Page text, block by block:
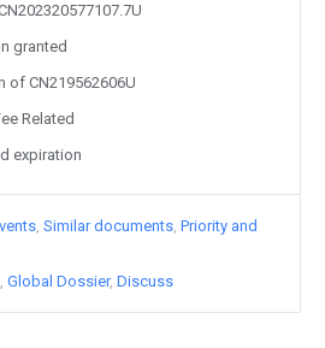
granted
of CN219562606U
Related
expiration
Similar documents Priority and
Global Dossier Discuss